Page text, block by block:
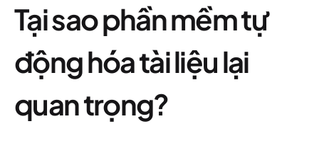
Tại sao phần mềm tự
động hóa tài liệu lại
quan trọng?